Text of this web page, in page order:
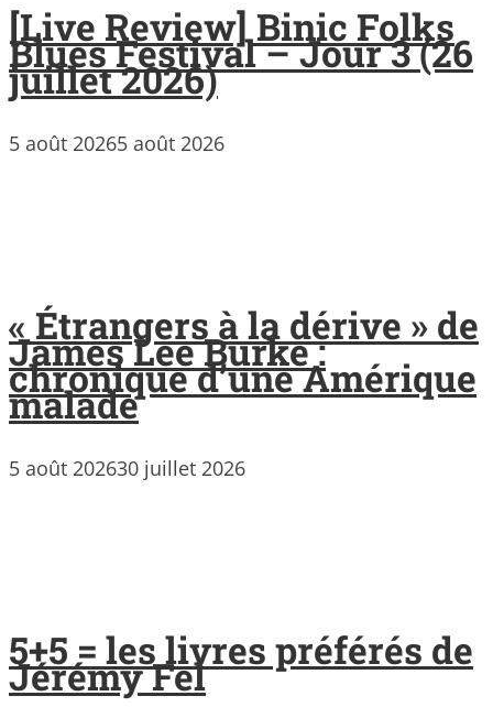
[Live Review] Binic Folks
Blues Festival – Jour 3 (26
juillet 2026)
5 août 20265 août 2026
« Étrangers à la dérive » de
James Lee Burke :
chronique d’une Amérique
malade
5 août 202630 juillet 2026
5+5 = les livres préférés de
Jérémy Fel